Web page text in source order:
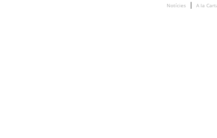
Notícies A la